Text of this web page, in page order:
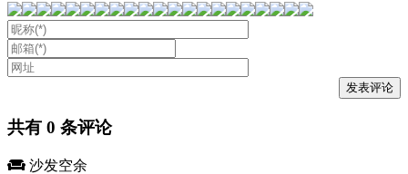
共有 0 条评论
沙发空余